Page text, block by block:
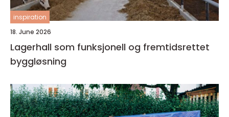
inspiration
18. June 2026
Lagerhall som funksjonell og fremtidsrettet
byggløsning